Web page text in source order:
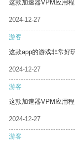
这款加速器VPM应用
2024-12-27
游客
这款app的游戏非常好
2024-12-27
游客
这款加速器VPM应用
2024-12-27
游客